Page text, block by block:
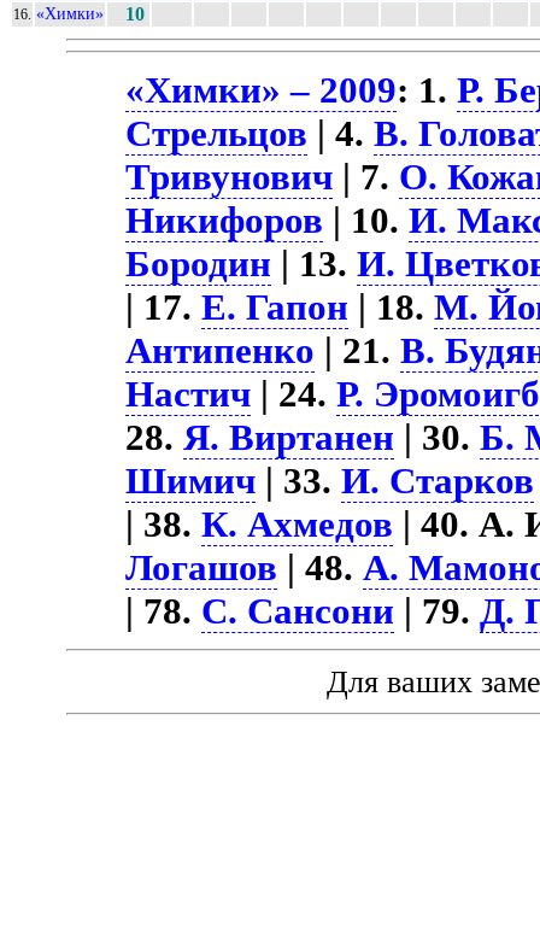
16. «Химки» 10
«Химки» – 2009: 1.Р.
Стрельцов | 4.В.
Тривунович | 7. О.
Никифоров | 10.И.
Бородин | 13.И.
| 17.Е. Гапон | 18.М.
Антипенко | 21.В.
Настич | 24.Р.
28.Я. Виртанен | 30.Б.
Шимич | 33.И. Старков
| 38.К. Ахмедов | 40. А.
Логашов | 48.А.
| 78. С. Сансони | 79.Д.
Для ваших